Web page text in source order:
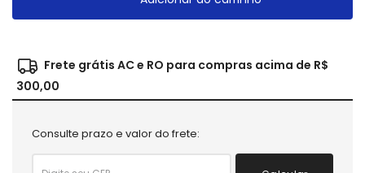
Frete grátis AC e RO para compras acima de R$
300,00
Consulte prazo e valor do frete: